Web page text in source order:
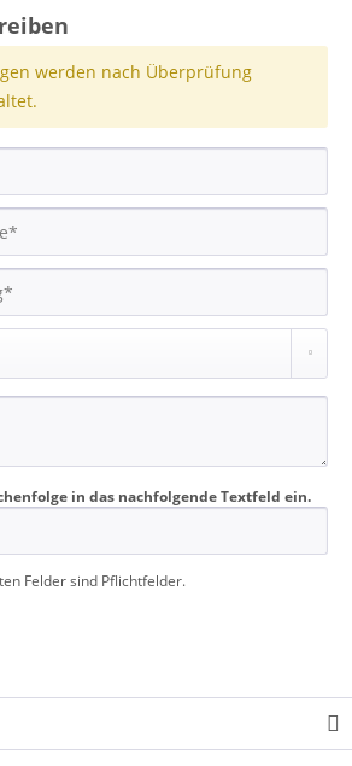
werden nach Überprüfung
in das nachfolgende Textfeld ein.
Felder sind Pflichtfelder.